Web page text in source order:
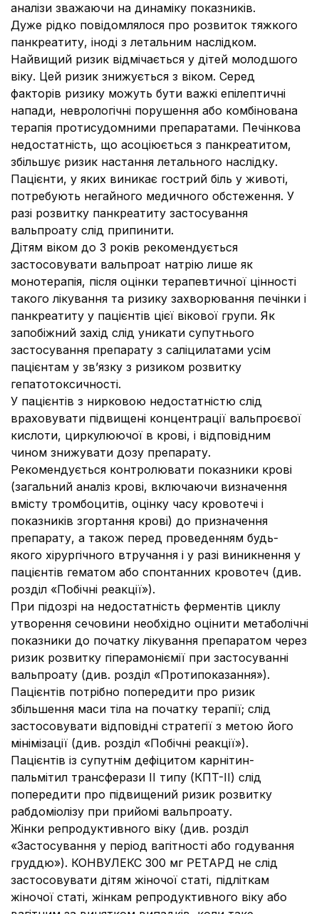
аналізи зважаючи на динаміку показників.
Дуже рідко повідомлялося про розвиток тяжкого
панкреатиту, іноді з летальним наслідком.
Найвищий ризик відмічається у дітей молодшого
віку. Цей ризик знижується з віком. Серед
факторів ризику можуть бути важкі епілептичні
напади, неврологічні порушення або комбінована
терапія протисудомними препаратами. Печінкова
недостатність, що асоціюється з панкреатитом,
збільшує ризик настання летального наслідку.
Пацієнти, у яких виникає гострий біль у животі,
потребують негайного медичного обстеження. У
разі розвитку панкреатиту застосування
вальпроату слід припинити.
Дітям віком до 3 років рекомендується
застосовувати вальпроат натрію лише як
монотерапія, після оцінки терапевтичної цінності
такого лікування та ризику захворювання печінки і
панкреатиту у пацієнтів цієї вікової групи. Як
запобіжний захід слід уникати супутнього
застосування препарату з саліцилатами усім
пацієнтам у зв’язку з ризиком розвитку
гепатотоксичності.
У пацієнтів з нирковою недостатністю слід
враховувати підвищені концентрації вальпроєвої
кислоти, циркулюючої в крові, і відповідним
чином знижувати дозу препарату.
Рекомендується контролювати показники крові
(загальний аналіз крові, включаючи визначення
вмісту тромбоцитів, оцінку часу кровотечі і
показників згортання крові) до призначення
препарату, а також перед проведенням будь-
якого хірургічного втручання і у разі виникнення у
пацієнтів гематом або спонтанних кровотеч (див.
розділ «Побічні реакції»).
При підозрі на недостатність ферментів циклу
утворення сечовини необхідно оцінити метаболічні
показники до початку лікування препаратом через
ризик розвитку гіперамоніємії при застосуванні
вальпроату (див. розділ «Протипоказання»).
Пацієнтів потрібно попередити про ризик
збільшення маси тіла на початку терапії; слід
застосовувати відповідні стратегії з метою його
мінімізації (див. розділ «Побічні реакції»).
Пацієнтів із супутнім дефіцитом карнітин-
пальмітил трансферази ІІ типу (КПT-II) слід
попередити про підвищений ризик розвитку
рабдоміолізу при прийомі вальпроату.
Жінки репродуктивного віку (див. розділ
«Застосування у період вагітності або годування
груддю»). КОНВУЛЕКС 300 мг РЕТАРД не слід
застосовувати дітям жіночої статі, підліткам
жіночої статі, жінкам репродуктивного віку або